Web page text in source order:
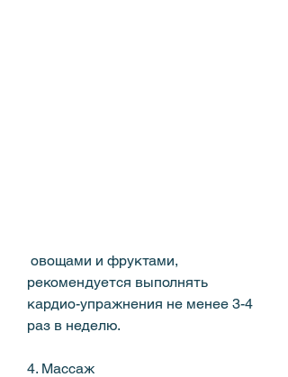
рекомендуется выполнять
кардио-упражнения не менее 3-4
раз в неделю.
4. Массаж